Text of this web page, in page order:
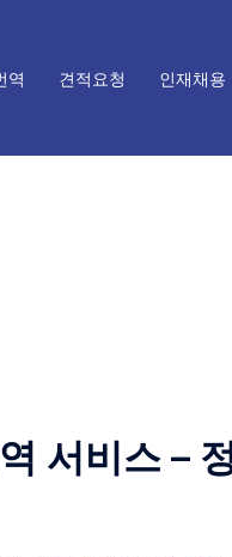
역 견적요청 인재채용
서비스 –